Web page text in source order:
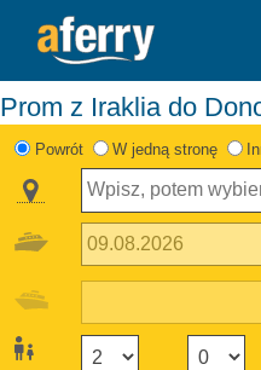
Prom z Iraklia do
Powrót W jedną stronę